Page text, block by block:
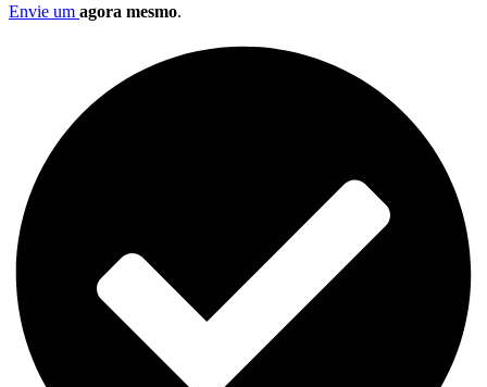
Envie um agora mesmo.